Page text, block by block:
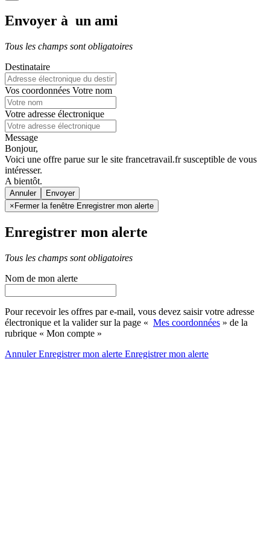
Envoyer à un ami
Tous les champs sont obligatoires
Destinataire
Vos coordonnées Votre nom
Votre adresse électronique
Message
Bonjour,
Voici une offre parue sur le site francetravail.fr susceptible de vous
intéresser.
A bientôt.
Annuler
× Fermer la fenêtre Enregistrer mon alerte
Enregistrer mon alerte
Tous les champs sont obligatoires
Nom de mon alerte
Pour recevoir les offres par e-mail, vous devez saisir votre adresse
électronique et la valider sur la page « Mes coordonnées » de la
rubrique « Mon compte »
AnnulerEnregistrer mon alerte Enregistrermon alerte